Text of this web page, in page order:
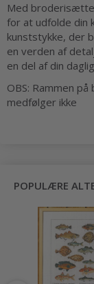
Med
for at udfolde din
kunststykke, der
en verden af
en del af din
OBS: Rammen
medfølger ikke
POPULÆRE